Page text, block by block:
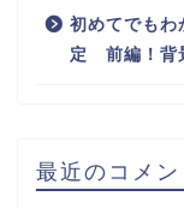
初めてでもわ
定 前編！背
最近のコメン